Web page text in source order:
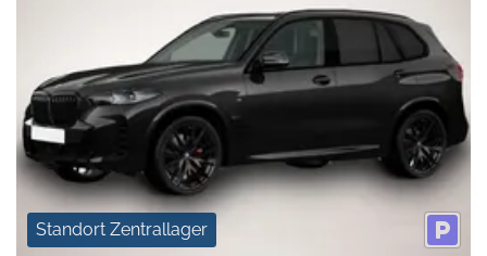
Standort Zentrallager